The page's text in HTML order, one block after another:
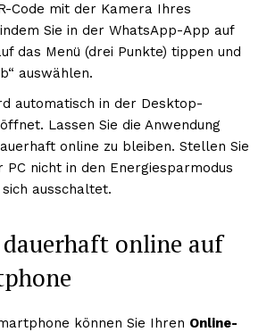
Code mit der Kamera Ihres
Sie in der WhatsApp-App auf
das Menü (drei Punkte) tippen und
auswählen.
automatisch in der Desktop-
Lassen Sie die Anwendung
online zu bleiben. Stellen Sie
PC nicht in den Energiesparmodus
ausschaltet.
online auf
können Sie Ihren Online-